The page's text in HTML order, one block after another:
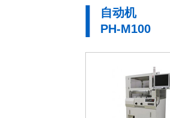
自动机
PH-M100